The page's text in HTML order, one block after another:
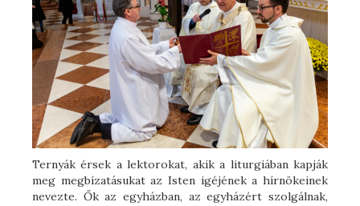
Ternyák érsek a lektorokat, akik a liturgiában kapják
meg megbízatásukat az Isten igéjének a hírnökeinek
nevezte. Ők az egyházban, az egyházért szolgálnak,